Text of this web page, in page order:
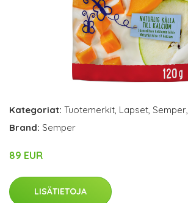
Kategoriat: Tuotemerkit, Lapset, Semper,
Brand: Semper
89 EUR
LISÄTIETOJA